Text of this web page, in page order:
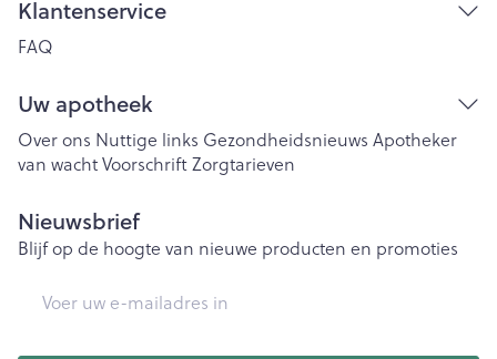
Klantenservice
FAQ
Uw apotheek
Over ons Nuttige links Gezondheidsnieuws Apotheker
van wachtVoorschriftZorgtarieven
Nieuwsbrief
Blijf op de hoogte van nieuwe producten en promoties